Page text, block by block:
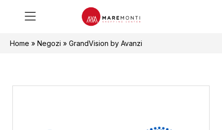
Home » Negozi » GrandVision by Avanzi